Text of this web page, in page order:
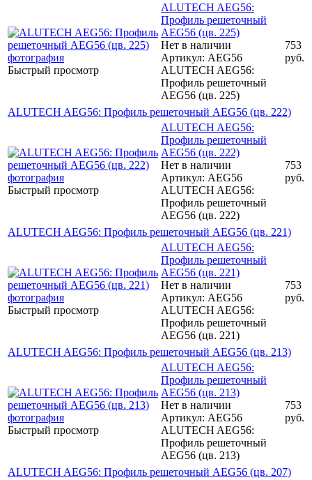
Быстрый просмотр
ALUTECH AEG56:
Профиль решеточный
AEG56 (цв. 225)
Нет в наличии
Артикул: AEG56
ALUTECH AEG56:
Профиль решеточный
AEG56 (цв. 225)
753
руб.
ALUTECH AEG56: Профиль решеточный AEG56 (цв. 222)
Быстрый просмотр
ALUTECH AEG56:
Профиль решеточный
AEG56 (цв. 222)
Нет в наличии
Артикул: AEG56
ALUTECH AEG56:
Профиль решеточный
AEG56 (цв. 222)
753
руб.
ALUTECH AEG56: Профиль решеточный AEG56 (цв. 221)
Быстрый просмотр
ALUTECH AEG56:
Профиль решеточный
AEG56 (цв. 221)
Нет в наличии
Артикул: AEG56
ALUTECH AEG56:
Профиль решеточный
AEG56 (цв. 221)
753
руб.
ALUTECH AEG56: Профиль решеточный AEG56 (цв. 213)
Быстрый просмотр
ALUTECH AEG56:
Профиль решеточный
AEG56 (цв. 213)
Нет в наличии
Артикул: AEG56
ALUTECH AEG56:
Профиль решеточный
AEG56 (цв. 213)
753
руб.
ALUTECH AEG56: Профиль решеточный AEG56 (цв. 207)